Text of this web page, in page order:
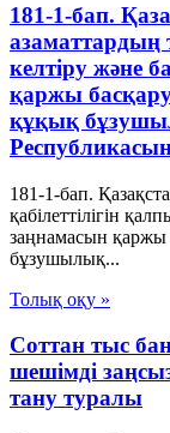
181-1-бап.
азаматтардың
келтіру және
қаржы
құқық
181-1-бап.
қабілеттілігін
заңнамасын
бұзушылық...
Толық оқу »
Соттан тыс
шешімді
тану туралы